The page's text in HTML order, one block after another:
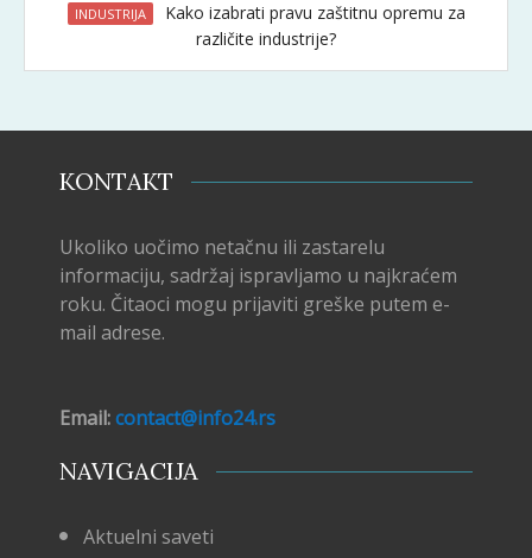
INDUSTRIJA
Kako izabrati pravu zaštitnu opremu za
različite industrije?
KONTAKT
Ukoliko uočimo netačnu ili zastarelu
informaciju, sadržaj ispravljamo u najkraćem
roku. Čitaoci mogu prijaviti greške putem e-
mail adrese.
Email:contact@info24.rs
NAVIGACIJA
Aktuelni saveti